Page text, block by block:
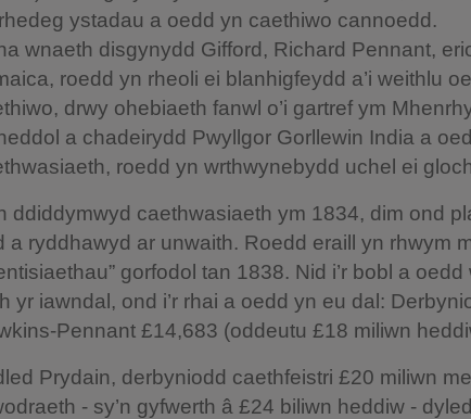
ystadau a oedd yn caethiwo cannoedd.
wnaeth disgynydd Gifford, Richard Pennant,
roedd yn rheoli ei blanhigfeydd a’i weithlu
drwy ohebiaeth fanwl o’i gartref ym
a chadeirydd Pwyllgor Gorllewin India a
roedd yn wrthwynebydd uchel ei
ddiddymwyd caethwasiaeth ym 1834, dim ond
a ryddhawyd ar unwaith. Roedd eraill yn rhwym
gorfodol tan 1838. Nid i’r bobl a
yr iawndal, ond i’r rhai a oedd yn eu dal:
Pennant £14,683 (oddeutu £18 miliwn
Prydain, derbyniodd caethfeistri £20 miliwn
- sy’n gyfwerth â £24 biliwn heddiw -